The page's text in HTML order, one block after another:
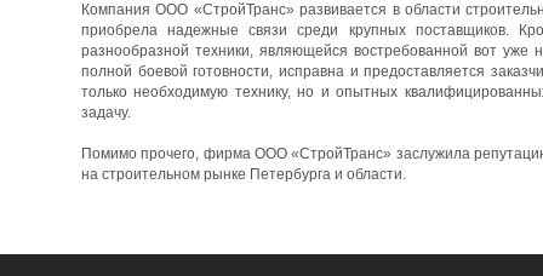
Компания ООО «СтройТранс» развивается в области
приобрела надежные связи среди крупных поставщиков.
разнообразной техники, являющейся востребованной вот уже
полной боевой готовности, исправна и предоставляется
только необходимую технику, но и опытных
задачу.
Помимо прочего, фирма ООО «СтройТранс» заслужила
на строительном рынке Петербурга и области.